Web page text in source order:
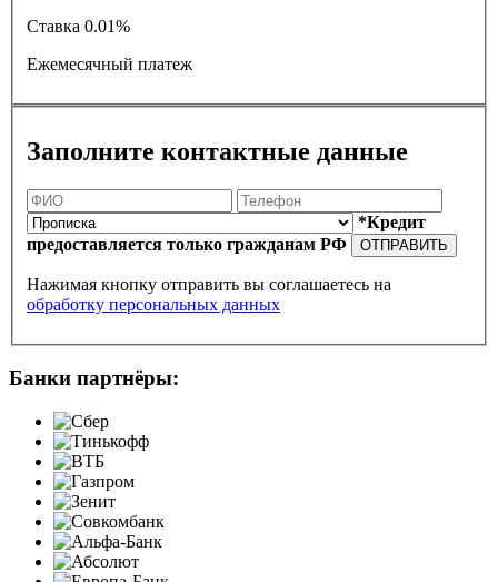
Ставка 0.01%
Ежемесячный платеж
Заполните контактные данные
*Кредит
предоставляется только гражданам РФ
ОТПРАВИТЬ
Нажимая кнопку отправить вы соглашаетесь на
обработку персональных данных
Банки партнёры: